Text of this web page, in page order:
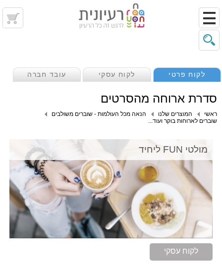
לקוח פרטי לקוח עסקי עובד חברה
סדרת ארוחה מהסרטים
ראשי המוצרים שלנו
הנאה מכל העולמות - שוברים משולבים
שוברים לארוחות בוקר ועוד...
מולטי FUN ליחיד
לקוח עסקי